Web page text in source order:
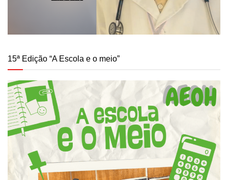
15ª Edição “A Escola e o meio”